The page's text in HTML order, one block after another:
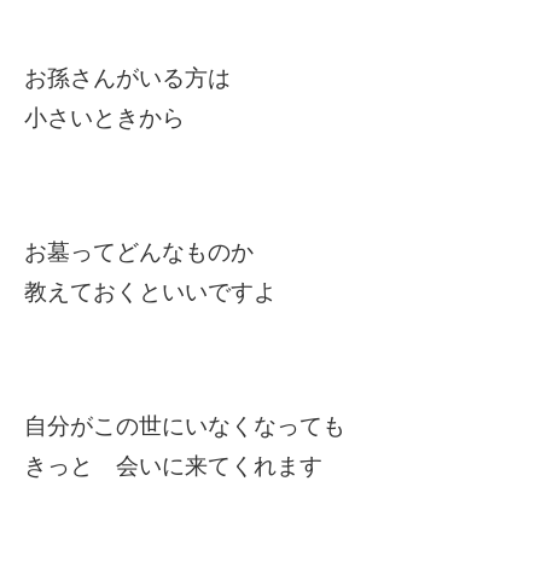
お孫さんがいる方は
小さいときから
お墓ってどんなものか
教えておくといいですよ
自分がこの世にいなくなっても
きっと 会いに来てくれます